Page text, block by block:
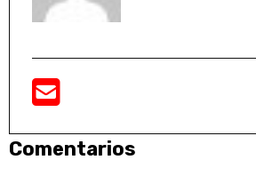
Comentarios